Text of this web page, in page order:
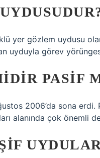
yer gözlem uydusu
uyduyla görev
PASIF
2006’da sona erdi.
alanında çok önemli